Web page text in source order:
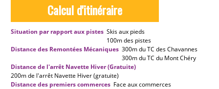
Calcul d'itinéraire
Situation par rapport aux pistes Skis aux pieds
100mdes pistes
Distance des Remontées Mécaniques 300mdu TC des Chavannes
300mdu TC du Mont Chéry
Distance de l'arrêt Navette Hiver (Gratuite)
200mde l'arrêt Navette Hiver (gratuite)
Distance des premiers commerces Face aux commerces